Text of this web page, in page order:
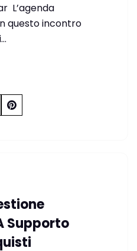
L’agenda
questo incontro
Supporto